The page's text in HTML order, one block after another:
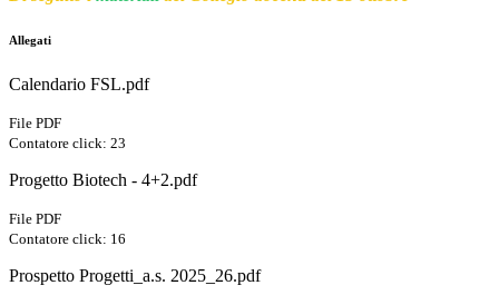
Allegati
Calendario FSL.pdf
File PDF
Contatore click: 23
Progetto Biotech - 4+2.pdf
File PDF
Contatore click: 16
Prospetto Progetti_a.s. 2025_26.pdf